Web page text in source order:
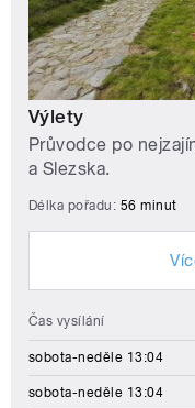
Výlety
Průvodce po
a Slezska.
Délka pořadu: 56 minut
Čas vysílání
sobota-neděle 13:04
sobota-neděle 13:04